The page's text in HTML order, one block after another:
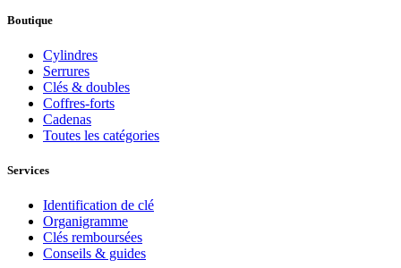
Boutique
Cylindres
Serrures
Clés & doubles
Coffres-forts
Cadenas
Toutes les catégories
Services
Identification de clé
Organigramme
Clés remboursées
Conseils & guides